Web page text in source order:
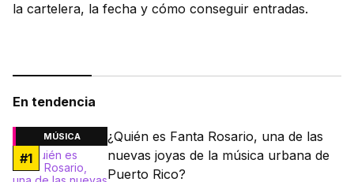
la cartelera, la fecha y cómo conseguir entradas.
En tendencia
MÚSICA
#1
¿Quién es Fanta Rosario, una de las
nuevas joyas de la música urbana de
Puerto Rico?